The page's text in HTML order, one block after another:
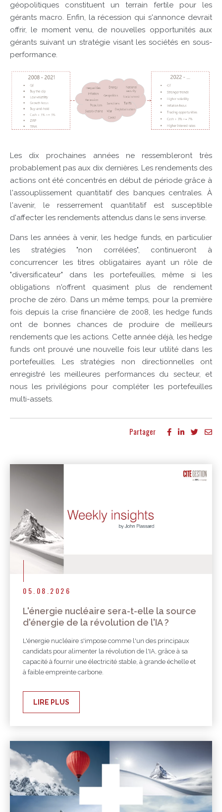
géopolitiques constituent un terrain fertile pour les
gérants macro. Enfin, la récession qui s'annonce devrait
offrir, le moment venu, de nouvelles opportunités aux
gérants suivant un stratégie visant les sociétés en sous-
performance.
Les dix prochaines années ne ressembleront très
probablement pas aux dix dernières. Les rendements des
actions ont été concentrés en début de période grâce à
l'assouplissement quantitatif des banques centrales. À
l'avenir, le resserrement quantitatif est susceptible
d'affecter les rendements attendus dans le sens inverse.
Dans les années à venir, les hedge funds, en particulier
les stratégies "non corrélées", continueront à
concurrencer les titres obligataires ayant un rôle de
"diversificateur" dans les portefeuilles, même si les
obligations n'offrent quasiment plus de rendement
proche de zéro. Dans un même temps, pour la première
fois depuis la crise financière de 2008, les hedge funds
ont de bonnes chances de produire de meilleurs
rendements que les actions. Cette année déjà, les hedge
funds ont prouvé une nouvelle fois leur utilité dans les
portefeuilles. Les stratégies non directionnelles ont
enregistré les meilleures performances du secteur, et
nous les privilégions pour compléter les portefeuilles
multi-assets.
Partager
05.08.2026
L'énergie nucléaire sera-t-elle la source
d'énergie de la révolution de l'IA ?
L'énergie nucléaire s'impose comme l'un des principaux
candidats pour alimenter la révolution de l'IA, grâce à sa
capacité à fournir une électricité stable, à grande échelle et
à faible empreinte carbone.
LIRE PLUS